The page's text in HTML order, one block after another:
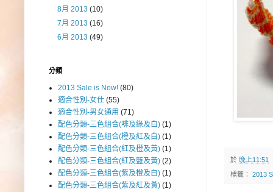
於 晚上11:51
標籤： 2013
8月 2013(10)
7月 2013(16)
6月 2013(49)
分類
2013 Sale is Now! (80)
適合性別-女仕 (55)
適合性別-男女通用 (71)
配色分類-三色組合(啡及綠及白) (1)
配色分類-三色組合(橙及紅及白) (1)
配色分類-三色組合(紅及橙及黃) (1)
配色分類-三色組合(紅及藍及黃) (2)
配色分類-三色組合(紫及橙及白) (1)
配色分類-三色組合(紫及紅及黃) (1)